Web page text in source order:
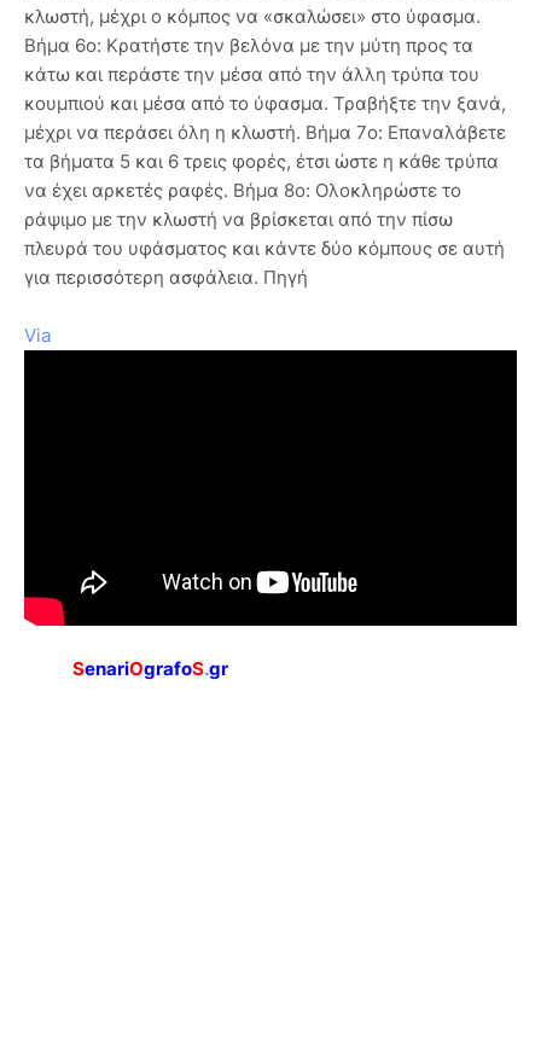
κλωστή, μέχρι ο κόμπος να «σκαλώσει» στο ύφασμα.
Βήμα 6ο: Κρατήστε την βελόνα με την μύτη προς τα
κάτω και περάστε την μέσα από την άλλη τρύπα του
κουμπιού και μέσα από το ύφασμα. Τραβήξτε την ξανά,
μέχρι να περάσει όλη η κλωστή. Βήμα 7ο: Επαναλάβετε
τα βήματα 5 και 6 τρεις φορές, έτσι ώστε η κάθε τρύπα
να έχει αρκετές ραφές. Βήμα 8ο: Ολοκληρώστε το
ράψιμο με την κλωστή να βρίσκεται από την πίσω
πλευρά του υφάσματος και κάντε δύο κόμπους σε αυτή
για περισσότερη ασφάλεια. Πηγή
Via
SenariOgrafoS.gr